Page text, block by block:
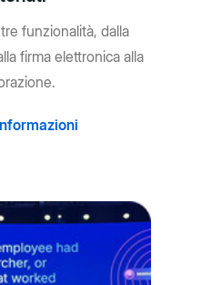
funzionalità, dalla
firma elettronica alla